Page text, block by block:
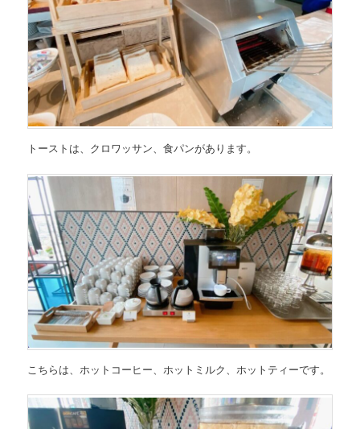
トーストは、クロワッサン、食パンがあります。
こちらは、ホットコーヒー、ホットミルク、ホットティーです。